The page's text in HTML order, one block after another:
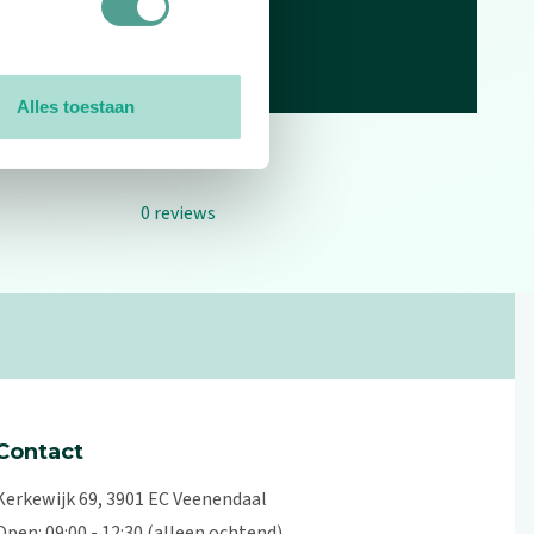
Alles toestaan
0 reviews
69, 3901 EC Veenendaal